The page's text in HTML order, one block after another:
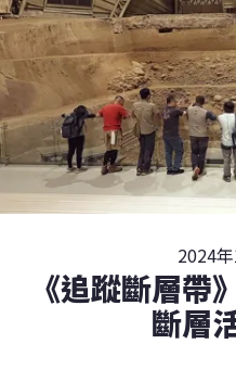
2024
《追蹤斷層帶
斷層